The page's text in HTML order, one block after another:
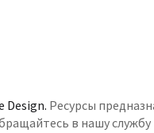
Design. Ресурсы
в нашу